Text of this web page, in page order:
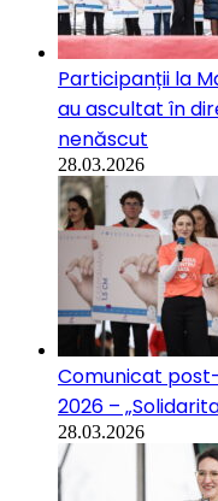
Participanții la
au ascultat în
nenăscut
28.03.2026
Comunicat
2026 –
28.03.2026